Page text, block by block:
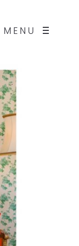
MENU